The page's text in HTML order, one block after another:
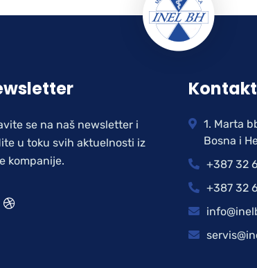
se na naš newsletter i
u toku svih aktuelnosti iz
kompanije.
1. Marta
Bosna i
+387 32
+387 32